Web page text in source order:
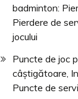
badminton:
Pierdere de
jocului
Puncte de joc
câștigătoare,
Puncte de